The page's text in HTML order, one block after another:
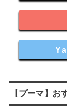
【プーマ】お